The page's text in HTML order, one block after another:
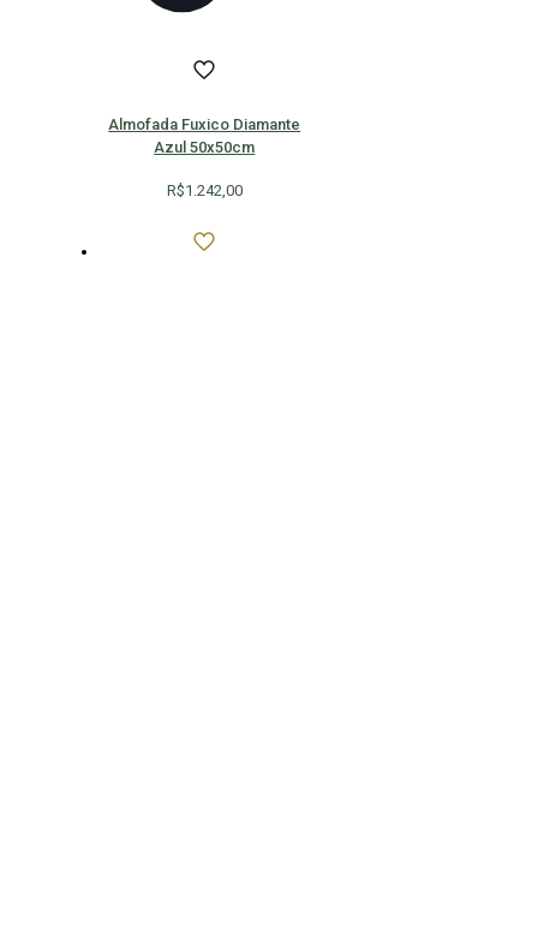
Almofada Fuxico Diamante
Azul 50x50cm
R$1.242,00